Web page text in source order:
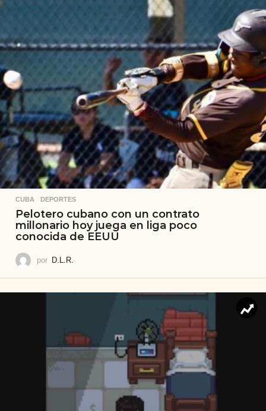
CUBA ,DEPORTES
Pelotero cubano con un contrato
millonario hoy juega en liga poco
conocida de EEUU
por D.L.R.